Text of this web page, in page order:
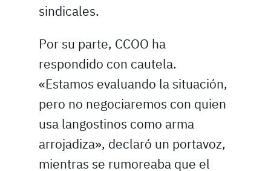
sindicales.
Por su parte, CCOO ha
respondido con cautela.
«Estamos evaluando la situación,
pero no negociaremos con quien
usa langostinos como arma
arrojadiza», declaró un portavoz,
mientras se rumoreaba que el